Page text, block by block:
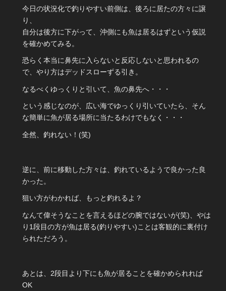
今日の状況化で釣りやすい前側は、後ろに居たの方々に譲
り、
自分は後方に下がって、沖側にも魚は居るはずという仮説
を確かめてみる。
恐らく本当に鼻先に入らないと反応しないと思われるの
で、やり方はデッドスローずる引き。
なるべくゆっくりと引いて、魚の鼻先へ・・・
という感じなのが、広い海でゆっくり引いていたら、そん
な簡単に魚が居る場所に当たるわけでもなく・・・
全然、釣れない！(笑)
逆に、前に移動した方々は、釣れているようで良かった良
かった。
狙い方がわかれば、もっと釣れるよ？
なんて偉そうなことを言えるほどの腕ではないが(笑)、やは
り1段目の方が魚は居る(釣りやすい)ことは客観的に裏付け
られただろう。
あとは、2段目より下にも魚が居ることを確かめられれば
OK